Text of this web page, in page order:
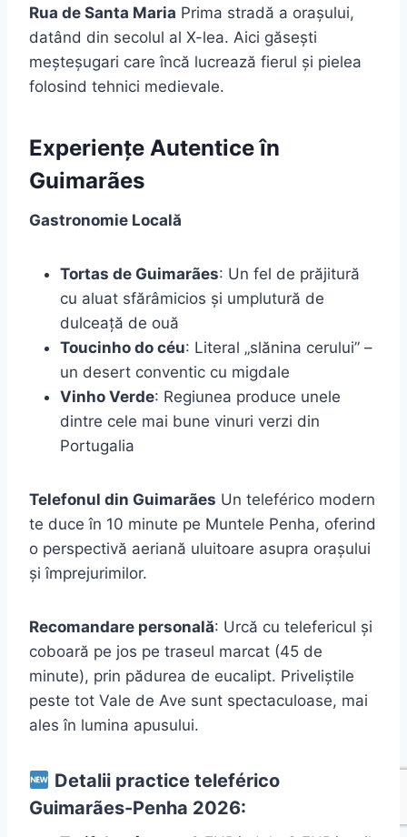
Rua de Santa Maria Prima stradă a orașului,
datând din secolul al X-lea. Aici găsești
meșteșugari care încă lucrează fierul și pielea
folosind tehnici medievale.
Experiențe Autentice în
Guimarães
Gastronomie Locală
Tortas de Guimarães: Un fel de prăjitură
cu aluat sfărâmicios și umplutură de
dulceață de ouă
Toucinho do céu: Literal „slănina cerului” –
un desert conventic cu migdale
Vinho Verde: Regiunea produce unele
dintre cele mai bune vinuri verzi din
Portugalia
Telefonul din Guimarães Un teleférico modern
te duce în 10 minute pe Muntele Penha, oferind
o perspectivă aeriană uluitoare asupra orașului
și împrejurimilor.
Recomandare personală: Urcă cu telefericul și
coboară pe jos pe traseul marcat (45 de
minute), prin pădurea de eucalipt. Priveliștile
peste tot Vale de Ave sunt spectaculoase, mai
ales în lumina apusului.
Detalii practice teleférico
Guimarães-Penha 2026: